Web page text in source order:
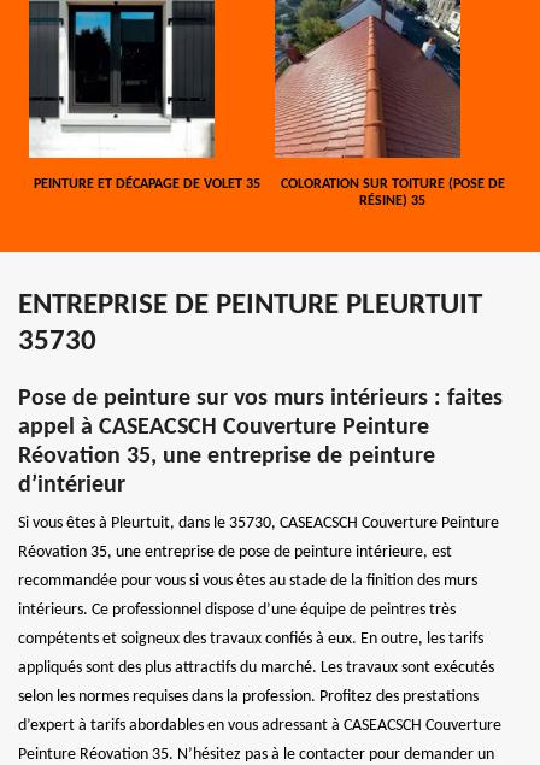
PEINTURE ET DÉCAPAGE DE VOLET 35
COLORATION SUR TOITURE (POSE DE
RÉSINE) 35
ENTREPRISE DE PEINTURE PLEURTUIT
35730
Pose de peinture sur vos murs intérieurs : faites
appel à CASEACSCH Couverture Peinture
Réovation 35, une entreprise de peinture
d’intérieur
Si vous êtes à Pleurtuit, dans le 35730, CASEACSCH Couverture Peinture
Réovation 35, une entreprise de pose de peinture intérieure, est
recommandée pour vous si vous êtes au stade de la finition des murs
intérieurs. Ce professionnel dispose d’une équipe de peintres très
compétents et soigneux des travaux confiés à eux. En outre, les tarifs
appliqués sont des plus attractifs du marché. Les travaux sont exécutés
selon les normes requises dans la profession. Profitez des prestations
d’expert à tarifs abordables en vous adressant à CASEACSCH Couverture
Peinture Réovation 35. N’hésitez pas à le contacter pour demander un